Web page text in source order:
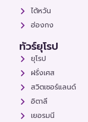
ไต้หวัน
ฮ่องกง
ทัวร์ยุโรป
ยุโรป
ฝรั่งเศส
สวิตเซอร์แลนด์
อิตาลี
เยอรมนี